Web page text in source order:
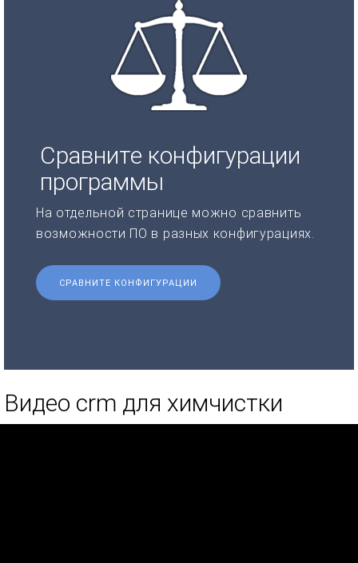
Сравните конфигурации
программы
На отдельной странице можно сравнить
возможности ПО в разных конфигурациях.
СРАВНИТЕ КОНФИГУРАЦИИ
Видео crm для химчистки